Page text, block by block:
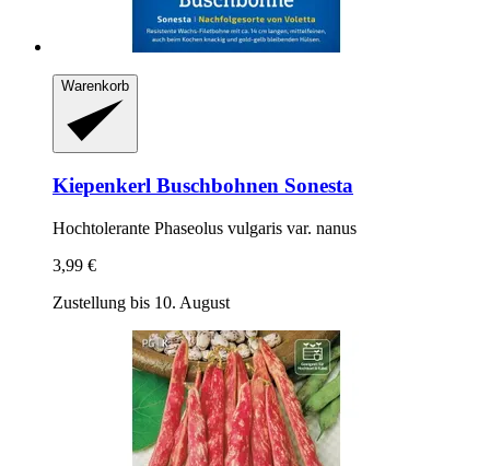
Warenkorb
Kiepenkerl Buschbohnen Sonesta
Hochtolerante Phaseolus vulgaris var. nanus
3,99 €
Zustellung bis 10. August